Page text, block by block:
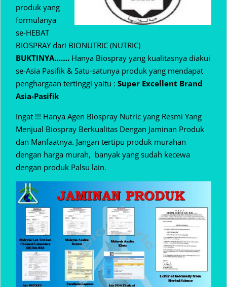
produk yang
formulanya
se-HEBAT
BIOSPRAY dari BIONUTRIC (NUTRIC)
BUKTINYA……. Hanya Biospray yang kualitasnya diakui
se-Asia Pasifik & Satu-satunya produk yang mendapat
penghargaan tertinggi yaitu : Super Excellent Brand
Asia-Pasifik
Ingat !!! Hanya Agen Biospray Nutric yang Resmi Yang
Menjual Biospray Berkualitas Dengan Jaminan Produk
dan Manfaatnya. Jangan tertipu produk murahan
dengan harga murah, banyak yang sudah kecewa
dengan produk Palsu lain.